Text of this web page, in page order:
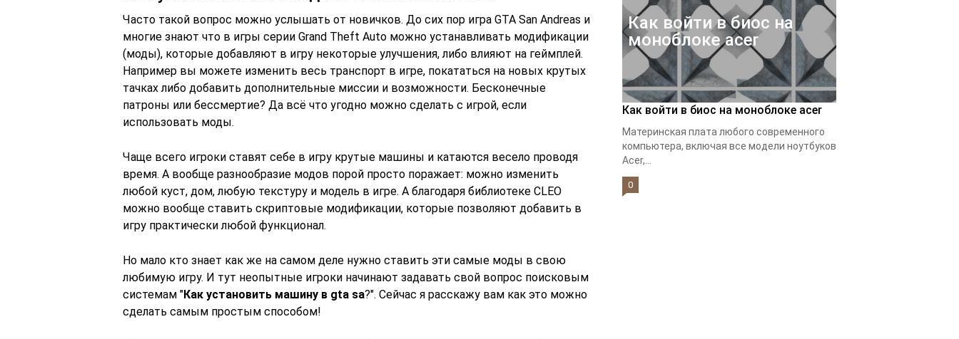
Часто такой вопрос можно услышать от новичков. До сих пор игра GTA San Andreas и
многие знают что в игры серии Grand Theft Auto можно устанавливать модификации
(моды), которые добавляют в игру некоторые улучшения, либо влияют на геймплей.
Например вы можете изменить весь транспорт в игре, покататься на новых крутых
тачках либо добавить дополнительные миссии и возможности. Бесконечные
патроны или бессмертие? Да всё что угодно можно сделать с игрой, если
использовать моды.
Чаще всего игроки ставят себе в игру крутые машины и катаются весело проводя
время. А вообще разнообразие модов порой просто поражает: можно изменить
любой куст, дом, любую текстуру и модель в игре. А благодаря библиотеке CLEO
можно вообще ставить скриптовые модификации, которые позволяют добавить в
игру практически любой функционал.
Но мало кто знает как же на самом деле нужно ставить эти самые моды в свою
любимую игру. И тут неопытные игроки начинают задавать свой вопрос поисковым
системам "Как установить машину в gta sa?". Сейчас я расскажу вам как это можно
сделать самым простым способом!
Как войти в биос на
моноблоке acer
Как войти в биос на моноблоке acer
Материнская плата любого современного
компьютера, включая все модели ноутбуков
Acer,...
0